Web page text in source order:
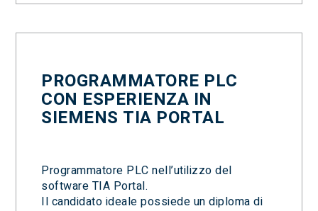
PROGRAMMATORE PLC
CON ESPERIENZA IN
SIEMENS TIA PORTAL
Programmatore PLC nell’utilizzo del
software TIA Portal.
Il candidato ideale possiede un diploma di